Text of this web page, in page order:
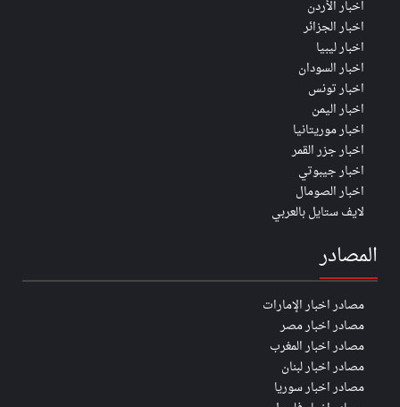
اخبار الأردن
اخبار الجزائر
اخبار ليبيا
اخبار السودان
اخبار تونس
اخبار اليمن
اخبار موريتانيا
اخبار جزر القمر
اخبار جيبوتي
اخبار الصومال
لايف ستايل بالعربي
المصادر
مصادر اخبار الإمارات
مصادر اخبار مصر
مصادر اخبار المغرب
مصادر اخبار لبنان
مصادر اخبار سوريا